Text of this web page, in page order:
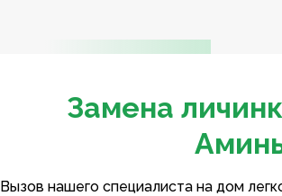
Замена
Вызов нашего специалиста на дом